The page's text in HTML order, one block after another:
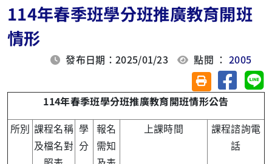
114年春季班學分班推廣教育開班
情形
發布日期：2025/01/23 點閱 ：2005
友善列印(另開視
分享至
114年春季班學分班推廣教育開班情形公告
所別 課程名稱
及檔名對
學
分
報名
需知
上課時間
課程諮詢電
話